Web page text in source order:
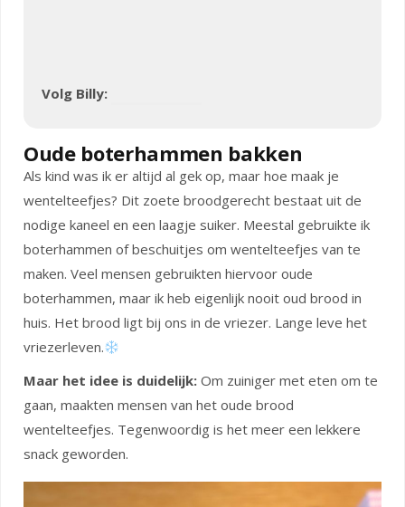
Volg Billy:
Oude boterhammen bakken
Als kind was ik er altijd al gek op, maar hoe maak je
wentelteefjes? Dit zoete broodgerecht bestaat uit de
nodige kaneel en een laagje suiker. Meestal gebruikte ik
boterhammen of beschuitjes om wentelteefjes van te
maken. Veel mensen gebruikten hiervoor oude
boterhammen, maar ik heb eigenlijk nooit oud brood in
huis. Het brood ligt bij ons in de vriezer. Lange leve het
vriezerleven.
Maar het idee is duidelijk: Om zuiniger met eten om te
gaan, maakten mensen van het oude brood
wentelteefjes. Tegenwoordig is het meer een lekkere
snack geworden.